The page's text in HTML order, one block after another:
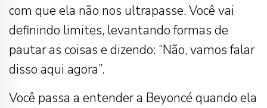
com que ela não nos ultrapasse. Você vai
definindo limites, levantando formas de
pautar as coisas e dizendo: “Não, vamos falar
disso aqui agora”.
Você passa a entender a Beyoncé quando ela